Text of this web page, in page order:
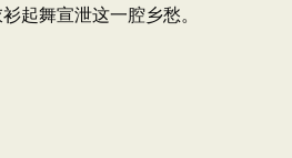
起舞宣泄这一腔乡愁。